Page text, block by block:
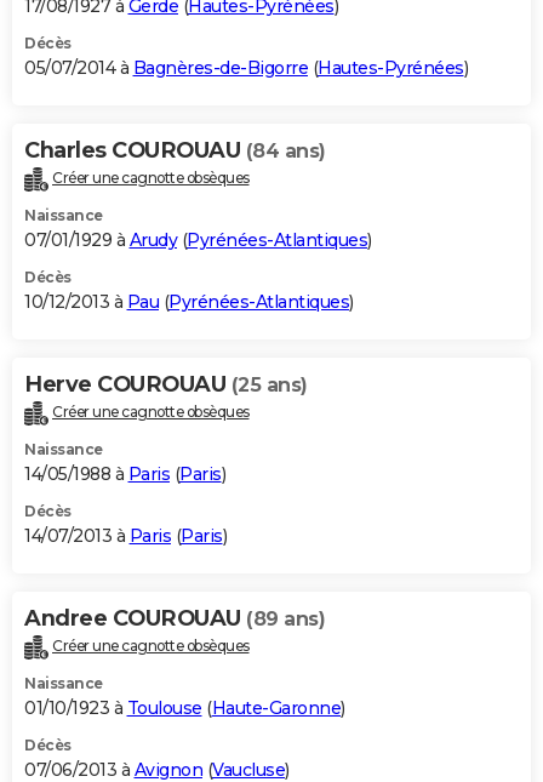
17/08/1927 à Gerde (Hautes-Pyrénées)
Décès
05/07/2014 à Bagnères-de-Bigorre (Hautes-Pyrénées)
Charles COUROUAU (84 ans)
Créer une cagnotte obsèques
Naissance
07/01/1929 à Arudy(Pyrénées-Atlantiques)
Décès
10/12/2013 à Pau (Pyrénées-Atlantiques)
Herve COUROUAU (25 ans)
Créer une cagnotte obsèques
Naissance
14/05/1988 à Paris (Paris)
Décès
14/07/2013 à Paris (Paris)
Andree COUROUAU (89 ans)
Créer une cagnotte obsèques
Naissance
01/10/1923 à Toulouse (Haute-Garonne)
Décès
07/06/2013 à Avignon (Vaucluse)